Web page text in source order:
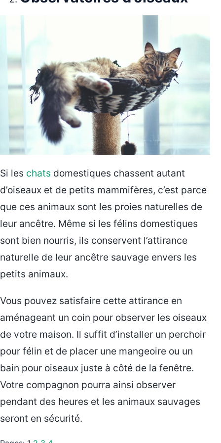
Si les chats domestiques chassent autant
d’oiseaux et de petits mammifères, c’est parce
que ces animaux sont les proies naturelles de
leur ancêtre. Même si les félins domestiques
sont bien nourris, ils conservent l’attirance
naturelle de leur ancêtre sauvage envers les
petits animaux.
Vous pouvez satisfaire cette attirance en
aménageant un coin pour observer les oiseaux
de votre maison. Il suffit d’installer un perchoir
pour félin et de placer une mangeoire ou un
bain pour oiseaux juste à côté de la fenêtre.
Votre compagnon pourra ainsi observer
pendant des heures et les animaux sauvages
seront en sécurité.